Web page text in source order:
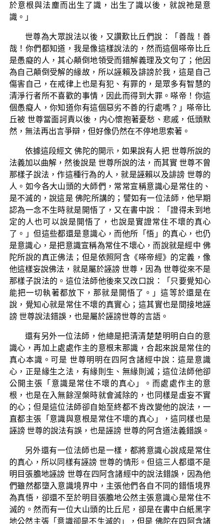
於意根與法塵而出生了識，出生了識以後，就說祂是意
識。」
世尊為大眾說法以後，又讚歎比丘們說：「善哉！善
哉！你們都知道，我是像這樣說法的，然而這個嗏帝比丘
是愚癡的人，其心顛倒地領受而錯解義理及文句了；他因
為自己顛倒受解的緣故，所以誣賴及誹謗於我，這是自己
傷害自己，在戒律上也是有犯、有罪的，是眾多有智慧的
清淨行者所不喜歡的事情，因此而得到大罪。嗏帝！你這
個愚癡人，你知道你有這個惡劣不善的行處嗎？」嗏帝比
丘被 世尊當面訶責以後，内心懷抱著憂愁、悲戚，低頭默
然，無法再出言爭辯，但好像仍然在不停地思索著。
依據這段經文 佛陀的開示，如果說有人把 世尊所說的
法義加以曲解，然後說是 世尊所說的法，而其實 世尊不曾
那樣子說法，作這種行為的人，就是誣賴以及誹謗 世尊的
人。如今各大山頭的大師們，常常宣稱意識心是常住的、
是不滅的，說這是 佛陀所講的；譬如有一位法師，他早期
認為一念不生時就是開悟了，又在書中說：「證得未到地
定的人也可以說是開悟了，也說是實證常住不壞的真心
了。」但這些都還是意識心，而他所「悟」的真心，也仍
是意識心，是把意識宣稱為常住不壞心，而說就是經中 佛
陀所說的真正佛法；但是依照阿含《嗏帝經》的定義，像
他這樣妄說佛法，就是屬於誣謗 世尊，因為 世尊從來不是
那樣子說法的。這位法師他後來又改口說：「只要覺知心
能把一切執著都放下，那就是開悟了。」這等於還是在
說，覺知心就是常住不壞的真實心；這其實也是間接地誣
謗 世尊說法錯誤，也是屬於誣謗世尊的言語。
還有另外一位法師，他總是把清清楚楚明明白白的意
識心，再加上處處作主的意根末那識，合起來說是常住的
真心本識。可是 世尊明明在四阿含諸經中說：這是意識
心，正是緣生之法，有緣則生、無緣則滅；這位法師他卻
公開主張「意識是常住不壞的真心」。而處處作主的意
根，也是在入無餘涅槃時就會滅除的，也同樣是虛妄不實
的心；但是這位法師卻自始至終都不肯改變他的說法，一
直都主張「意識與意根是常住不壞的真心」，這同樣也是
誣謗 世尊的說法有誤，也是誣謗 世尊的阿含道法義錯誤。
另外還有一位法師也是一樣，都將意識心說成是常住
的真心，所以同樣有誣謗 世尊的情形。但這三人都還不是
明目張膽地誣謗 世尊在四阿含諸經中的說法錯誤，因為他
們雖然都墮入意識境界中，主張他們各自不同的錯悟境界
為真悟，卻還不至於明目張膽地公然主張意識心是常住不
滅的。然而有一位大山頭的比丘尼，卻是在書中白紙黑字
地公然主張「意識卻是不生滅的」，但是 佛陀在四阿含諸